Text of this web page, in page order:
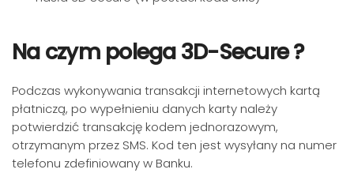
Na czym polega 3D-Secure ?
Podczas wykonywania transakcji internetowych kartą
płatniczą, po wypełnieniu danych karty należy
potwierdzić transakcję kodem jednorazowym,
otrzymanym przez SMS. Kod ten jest wysyłany na numer
telefonu zdefiniowany w Banku.